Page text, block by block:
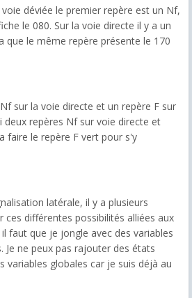
déviée le premier repère est un Nf,
le 080. Sur la voie directe il y a un
que le même repère présente le 170
sur la voie directe et un repère F sur
deux repères Nf sur voie directe et
faire le repère F vert pour s'y
latérale, il y a plusieurs
ces différentes possibilités alliées aux
faut que je jongle avec des variables
Je ne peux pas rajouter des états
variables globales car je suis déjà au